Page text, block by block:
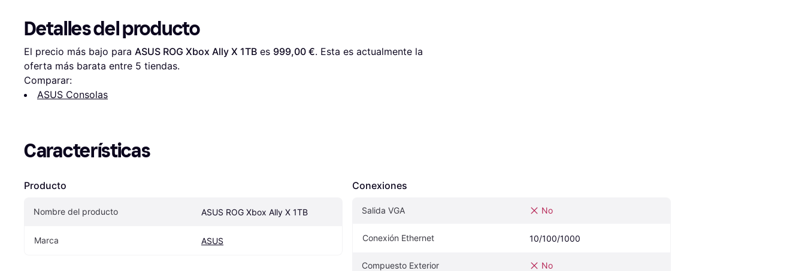
Detalles del producto
El precio más bajo para ASUS ROG Xbox Ally X 1TB es 999,00 €. Esta es actualmente la
oferta más barata entre 5 tiendas.
Comparar:
ASUS Consolas
Características
Producto
Nombre del producto ASUS ROG Xbox Ally X 1TB
Marca ASUS
Conexiones
Salida VGA No
Conexión Ethernet 10/100/1000
Compuesto Exterior No